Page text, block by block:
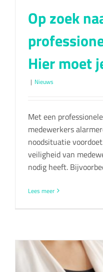
Op zoek
Hier moet
| Nieuws
Met een
medewerkers
noodsituatie
veiligheid van
nodig heeft.
Lees meer